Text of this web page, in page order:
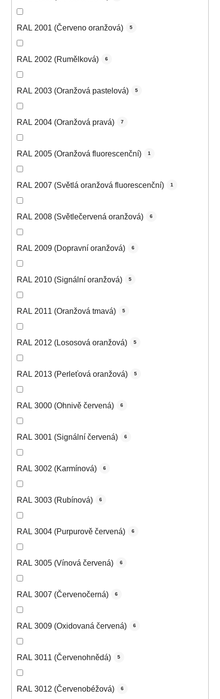
RAL 2001 (Červeno oranžová) 5
RAL 2002 (Rumělková) 6
RAL 2003 (Oranžová pastelová) 5
RAL 2004 (Oranžová pravá) 7
RAL 2005 (Oranžová fluorescenční) 1
RAL 2007 (Světlá oranžová fluorescenční) 1
RAL 2008 (Světlečervená oranžová) 6
RAL 2009 (Dopravní oranžová) 6
RAL 2010 (Signální oranžová) 5
RAL 2011 (Oranžová tmavá) 5
RAL 2012 (Lososová oranžová) 5
RAL 2013 (Perleťová oranžová) 5
RAL 3000 (Ohnivě červená) 6
RAL 3001 (Signální červená) 6
RAL 3002 (Karmínová) 6
RAL 3003 (Rubínová) 6
RAL 3004 (Purpurově červená) 6
RAL 3005 (Vínová červená) 6
RAL 3007 (Červenočerná) 6
RAL 3009 (Oxidovaná červená) 6
RAL 3011 (Červenohnědá) 5
RAL 3012 (Červenobéžová) 6